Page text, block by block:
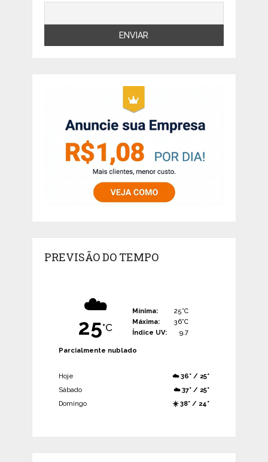
PREVISÃO DO TEMPO
☁️
25°C
Mínima:
25°C
Máxima:
36°C
Índice UV:
9.7
Parcialmente nublado
Hoje
☁️ 36° / 25°
Sábado
☁️ 37° / 25°
Domingo
☀️ 38° / 24°